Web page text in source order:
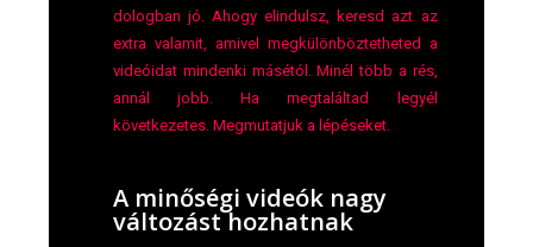
dologban jó. Ahogy elindulsz, keresd azt az
extra valamit, amivel megkülönböztetheted a
videóidat mindenki másétól. Minél több a rés,
annál jobb. Ha megtaláltad legyél
következetes. Megmutatjuk a lépéseket.
A minőségi videók nagy
változást hozhatnak